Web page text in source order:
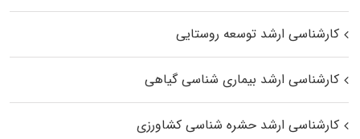
کارشناسی ارشد توسعه روستایی
کارشناسی ارشد بیماری‌ شناسی گیاهی
کارشناسی ارشد حشره‌ شناسی کشاورزی